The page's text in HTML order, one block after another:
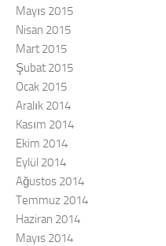
Mayıs 2015
Nisan 2015
Mart 2015
Şubat 2015
Ocak 2015
Aralık 2014
Kasım 2014
Ekim 2014
Eylül 2014
Ağustos 2014
Temmuz 2014
Haziran 2014
Mayıs 2014